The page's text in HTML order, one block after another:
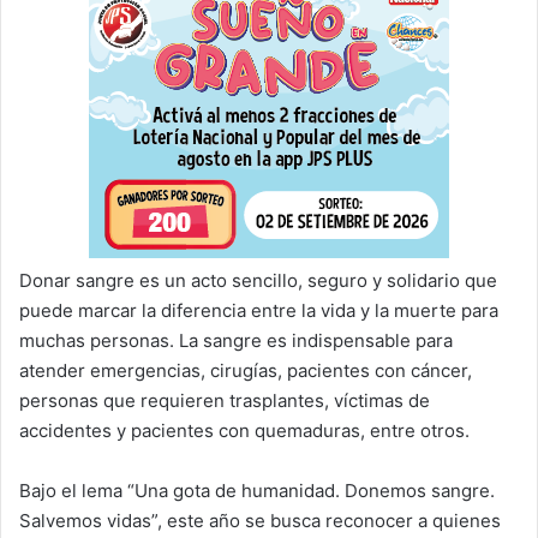
Donar sangre es un acto sencillo, seguro y solidario que
puede marcar la diferencia entre la vida y la muerte para
muchas personas. La sangre es indispensable para
atender emergencias, cirugías, pacientes con cáncer,
personas que requieren trasplantes, víctimas de
accidentes y pacientes con quemaduras, entre otros.
Bajo el lema “Una gota de humanidad. Donemos sangre.
Salvemos vidas”, este año se busca reconocer a quienes